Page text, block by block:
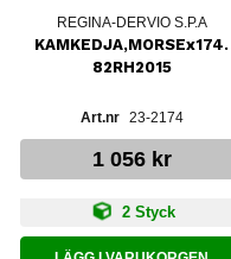
REGINA-DERVIO S.P.A
KAMKEDJA,MORSEx174.
82RH2015
23-2174
1 056 kr
2 Styck